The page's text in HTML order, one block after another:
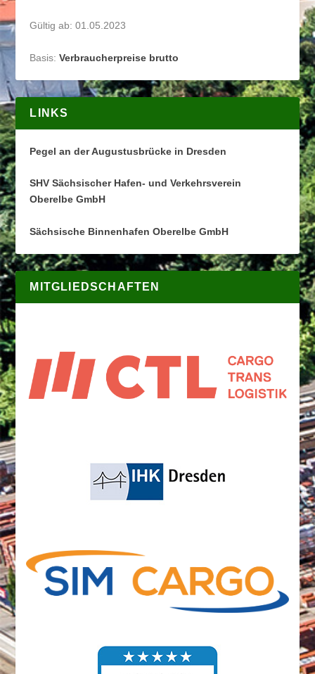
Gültig ab: 01.05.2023
Basis:Verbraucherpreise brutto
LINKS
Pegel an der Augustusbrücke in Dresden
SHV Sächsischer Hafen- und Verkehrsverein
Oberelbe GmbH
Sächsische Binnenhafen Oberelbe GmbH
MITGLIEDSCHAFTEN